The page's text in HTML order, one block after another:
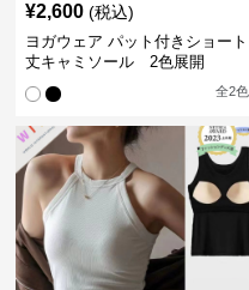
¥2,600 (税込)
ヨガウェア パット付きショート
丈キャミソール 2色展開
全2色